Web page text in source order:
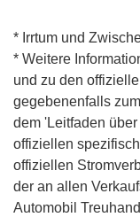
* Irrtum und
* Weitere
und zu den
gegebenenfalls
dem 'Leitfaden
offiziellen
offiziellen
der an allen
Automobil